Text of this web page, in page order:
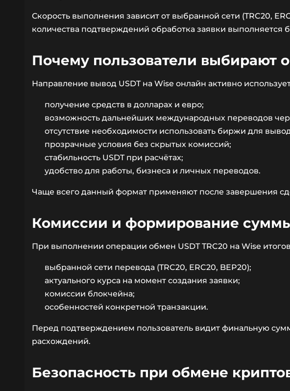
Скорость выполнения зависит от выбранной сети (TRC20,
количества подтверждений обработка заявки выполняется
Почему пользователи выбирают
Направление вывод USDT на Wise онлайн активно
получение средств в долларах и евро;
возможность дальнейших международных переводов
отсутствие необходимости использовать биржи для
прозрачные условия без скрытых комиссий;
стабильность USDT при расчётах;
удобство для работы, бизнеса и личных переводов.
Чаще всего данный формат применяют после завершения
Комиссии и формирование
При выполнении операции обмен USDT TRC20 на Wise
выбранной сети перевода (TRC20, ERC20, BEP20);
актуального курса на момент создания заявки;
комиссии блокчейна;
особенностей конкретной транзакции.
Перед подтверждением пользователь видит финальную
расхождений.
Безопасность при обмене